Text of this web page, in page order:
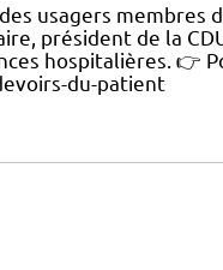
usagers membres
président de la
hospitalières. 👉
du-patient